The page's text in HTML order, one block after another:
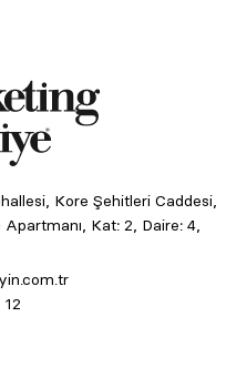
Kore Şehitleri Caddesi,
Apartmanı, Kat: 2, Daire: 4,
12